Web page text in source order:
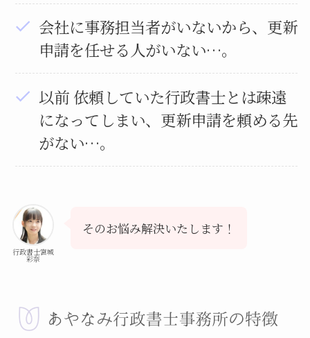
会社に事務担当者がいないから、更新
申請を任せる人がいない…。
以前 依頼していた行政書士とは疎遠
になってしまい、更新申請を頼める先
がない…。
行政書士宮城
彩奈
そのお悩み解決いたします！